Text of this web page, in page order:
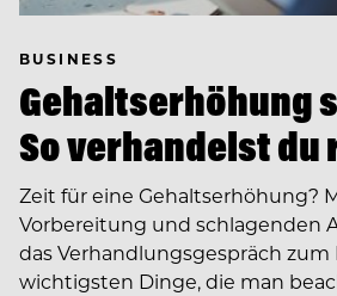
BUSINESS
Gehaltserhöhung
So verhandelst
Zeit für eine Gehaltserhöhung?
Vorbereitung und schlagenden
das Verhandlungsgespräch zum
wichtigsten Dinge, die man